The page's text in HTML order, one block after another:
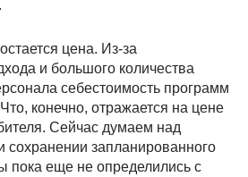
цена. Из-за
и большого количества
себестоимость программ
конечно, отражается на цене
Сейчас думаем над
сохранении запланированного
пока еще не определились с